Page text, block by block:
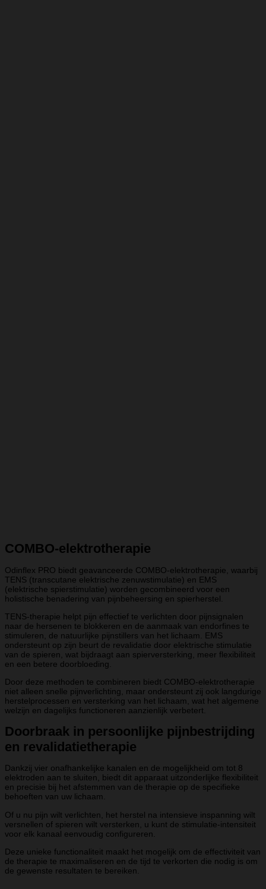
COMBO-elektrotherapie
Odinflex PRO biedt geavanceerde COMBO-elektrotherapie, waarbij
TENS (transcutane elektrische zenuwstimulatie) en EMS
(elektrische spierstimulatie) worden gecombineerd voor een
holistische benadering van pijnbeheersing en spierherstel.
TENS-therapie helpt pijn effectief te verlichten door pijnsignalen
naar de hersenen te blokkeren en de aanmaak van endorfines te
stimuleren, de natuurlijke pijnstillers van het lichaam. EMS
ondersteunt op zijn beurt de revalidatie door elektrische stimulatie
van de spieren, wat bijdraagt aan spierversterking, meer flexibiliteit
en een betere doorbloeding.
Door deze methoden te combineren biedt COMBO-elektrotherapie
niet alleen snelle pijnverlichting, maar ondersteunt zij ook langdurige
herstelprocessen en versterking van het lichaam, wat het algemene
welzijn en dagelijks functioneren aanzienlijk verbetert.
Doorbraak in persoonlijke pijnbestrijding
en revalidatietherapie
Dankzij vier onafhankelijke kanalen en de mogelijkheid om tot 8
elektroden aan te sluiten, biedt dit apparaat uitzonderlijke flexibiliteit
en precisie bij het afstemmen van de therapie op de specifieke
behoeften van uw lichaam.
Of u nu pijn wilt verlichten, het herstel na intensieve inspanning wilt
versnellen of spieren wilt versterken, u kunt de stimulatie-intensiteit
voor elk kanaal eenvoudig configureren.
Deze unieke functionaliteit maakt het mogelijk om de effectiviteit van
de therapie te maximaliseren en de tijd te verkorten die nodig is om
de gewenste resultaten te bereiken.